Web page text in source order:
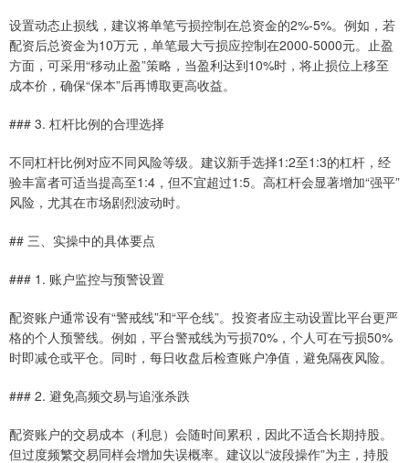
设置动态止损线，建议将单笔亏损控制在总资金的2%-5%。例如，若
配资后总资金为10万元，单笔最大亏损应控制在2000-5000元。止盈
方面，可采用“移动止盈”策略，当盈利达到10%时，将止损位上移至
成本价，确保“保本”后再博取更高收益。
### 3. 杠杆比例的合理选择
不同杠杆比例对应不同风险等级。建议新手选择1:2至1:3的杠杆，经
验丰富者可适当提高至1:4，但不宜超过1:5。高杠杆会显著增加“强平”
风险，尤其在市场剧烈波动时。
## 三、实操中的具体要点
### 1. 账户监控与预警设置
配资账户通常设有“警戒线”和“平仓线”。投资者应主动设置比平台更严
格的个人预警线。例如，平台警戒线为亏损70%，个人可在亏损50%
时即减仓或平仓。同时，每日收盘后检查账户净值，避免隔夜风险。
### 2. 避免高频交易与追涨杀跌
配资账户的交易成本（利息）会随时间累积，因此不适合长期持股。
但过度频繁交易同样会增加失误概率。建议以“波段操作”为主，持股